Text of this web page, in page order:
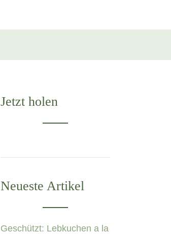
Jetzt holen
Neueste Artikel
Geschützt: Lebkuchen a la